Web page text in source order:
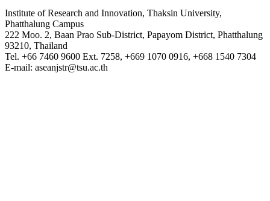
Institute of Research and Innovation, Thaksin University,
Phatthalung Campus
222 Moo. 2, Baan Prao Sub-District, Papayom District, Phatthalung
93210, Thailand
Tel. +66 7460 9600 Ext. 7258, +669 1070 0916, +668 1540 7304
E-mail: aseanjstr@tsu.ac.th